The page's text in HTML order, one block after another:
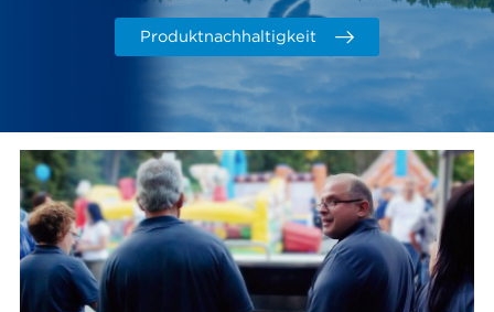
Produktnachhaltigkeit